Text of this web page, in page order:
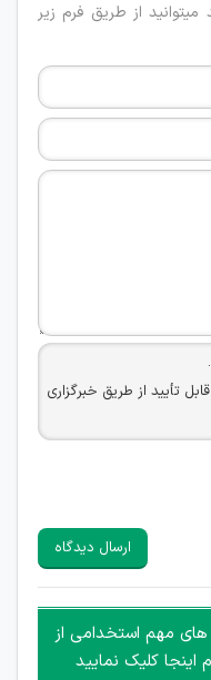
از طریق فرم زیر
تأیید از طریق خبرگزاری
قصد مأیوس کردن
افراد (مسئول و غیر مسئول)
حضوری چه به صورت دسته
ندارد.
ارسال دیدگاه
مهم استخدامی از
اینجا کلیک نمایید